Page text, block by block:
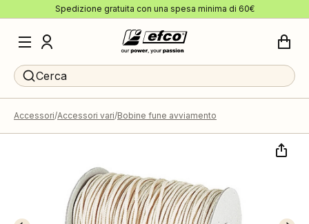
Spedizione gratuita con una spesa minima di 60€
Cerca
Accessori Accessori vari Bobine fune avviamento